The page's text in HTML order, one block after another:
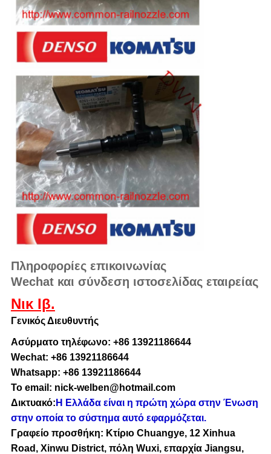
Πληροφορίες επικοινωνίας
Wechat και σύνδεση ιστοσελίδας εταιρείας
Νικ Ιβ.
Γενικός Διευθυντής
Ασύρματο τηλέφωνο: +86 13921186644
Wechat: +86 13921186644
Whatsapp: +86 13921186644
Το email: nick-welben@hotmail.com
Δικτυακό: Η Ελλάδα είναι η πρώτη χώρα στην Ένωση
στην οποία το σύστημα αυτό εφαρμόζεται.
Γραφείο προσθήκη: Κτίριο Chuangye, 12 Xinhua
Road, Xinwu District, πόλη Wuxi, επαρχία Jiangsu,